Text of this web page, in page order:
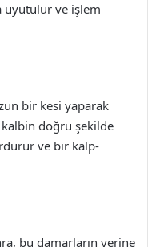
uyutulur ve işlem
bir kesi yaparak
kalbin doğru şekilde
ve bir kalp-
bu damarların yerine